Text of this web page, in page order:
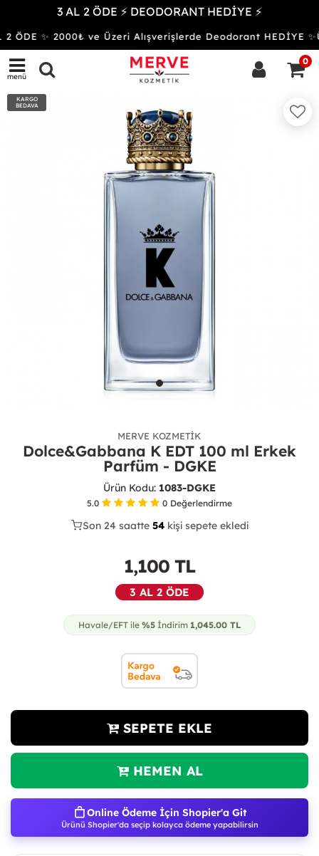
3 AL 2 ÖDE ⚡ DEODORANT HEDİYE ⚡
ÖDE ✨ 2000₺ ve Üzeri Alışverişlerde Deodorant HEDİYE
menü
0
KARGO
BEDAVA
MERVE KOZMETIK
Dolce&Gabbana K EDT 100 ml Erkek
Parfüm - DGKE
Ürün Kodu: 1083-DGKE
5.0 0 Değerlendirme
36
Son 24 saatte 55kişi sepete ekledi
17
1,100 TL
3 AL 2 ÖDE
Havale/EFT ile %5 İndirim 1,045.00 TL
SEPETE EKLE
HEMEN AL
Online Ödeme İçin Shopier'a Git
Ürünü Shopier'da seçip kolayca ödeme yapabilirsin